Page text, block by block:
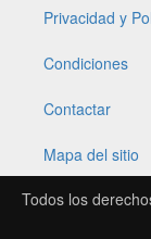
Privacidad y
Condiciones
Contactar
Mapa del sitio
Todos los